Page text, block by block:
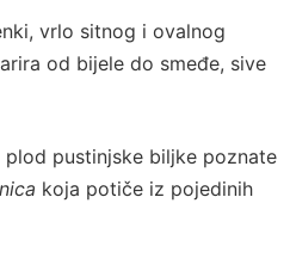
vrlo sitnog i ovalnog
od bijele do smeđe, sive
plod pustinjske biljke poznate
koja potiče iz pojedinih